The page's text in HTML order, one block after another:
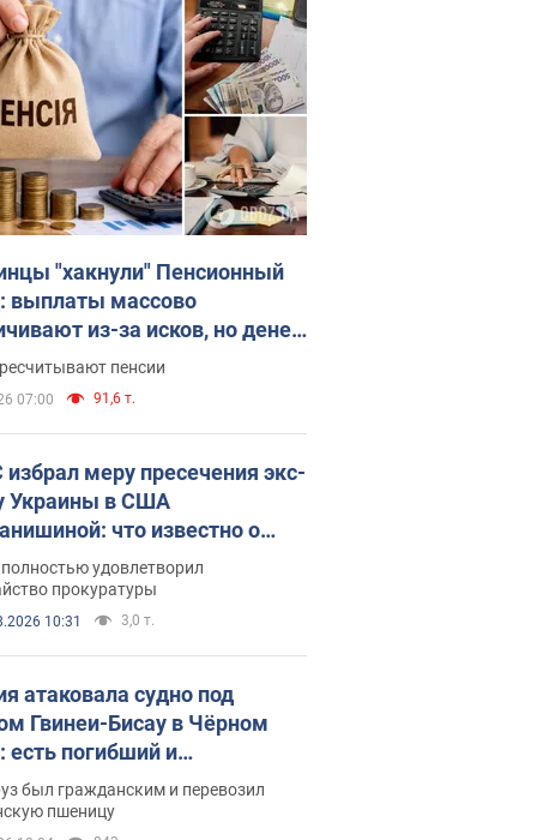
"хакнули" Пенсионный
выплаты массово
из-за исков, но денег
пенсии
07:00 91,6 т.
меру пресечения экс-
Украины в США
что известно о
удовлетворил
прокуратуры
10:31 3,0 т.
атаковала судно под
Гвинеи-Бисау в Чёрном
есть погибший и
был гражданским и перевозил
пшеницу